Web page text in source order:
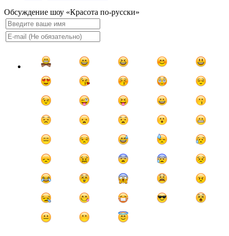
Обсуждение шоу «Красота по-русски»